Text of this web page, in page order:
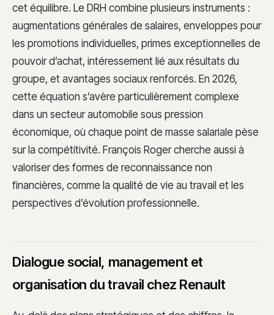
cet équilibre. Le DRH combine plusieurs instruments :
augmentations générales de salaires, enveloppes pour
les promotions individuelles, primes exceptionnelles de
pouvoir d’achat, intéressement lié aux résultats du
groupe, et avantages sociaux renforcés. En 2026,
cette équation s’avère particulièrement complexe
dans un secteur automobile sous pression
économique, où chaque point de masse salariale pèse
sur la compétitivité. François Roger cherche aussi à
valoriser des formes de reconnaissance non
financières, comme la qualité de vie au travail et les
perspectives d’évolution professionnelle.
Dialogue social, management et
organisation du travail chez Renault